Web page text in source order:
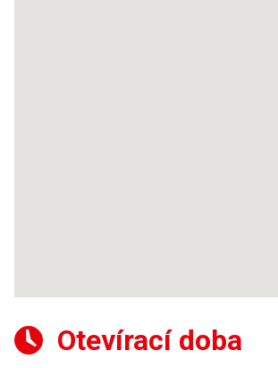
Otevírací doba